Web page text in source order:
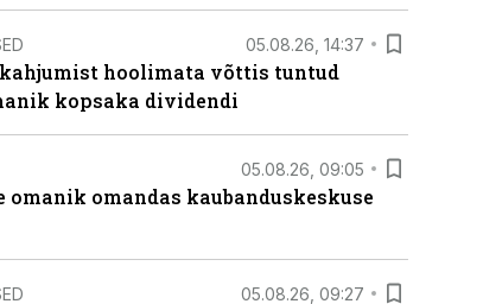
05.08.26, 14:37
hoolimata võttis tuntud
kopsaka dividendi
05.08.26, 09:05
omandas kaubanduskeskuse
05.08.26, 09:27